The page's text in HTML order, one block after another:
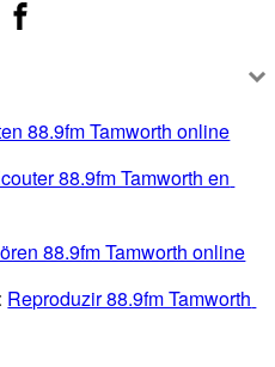
88.9fm Tamworth online
88.9fm Tamworth en
88.9fm Tamworth online
Reproduzir 88.9fm Tamworth